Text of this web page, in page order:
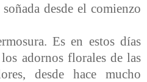
desde el comienzo
Es en estos días
adornos florales de las
desde hace mucho